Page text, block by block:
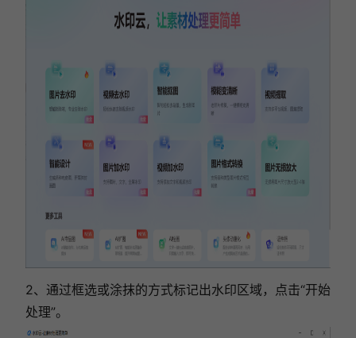
2、通过框选或涂抹的方式标记出水印区域，点击“开始
处理”。